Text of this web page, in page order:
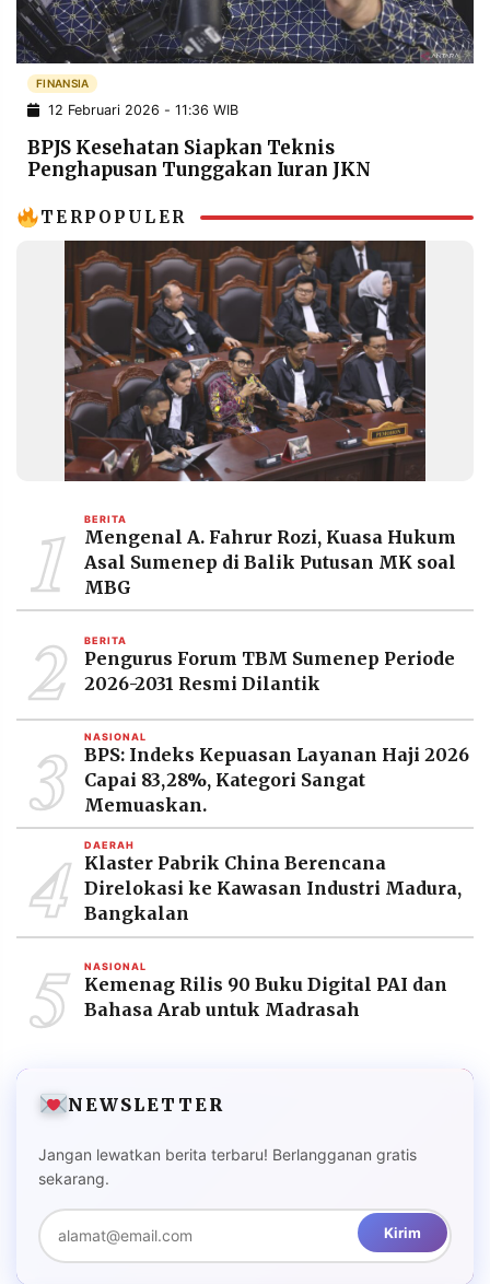
POLICY WARGA
INFORMASI
IKLAN
KIRIM
PENGADUAN TERM
SERVICE
IKUTI
RESOLUSI
PRAMUDITA
2026
PT.
MEDIA
PRAMUDITA
FINANSIA
12 Februari 2026 - 11:36 WIB
BPJS Kesehatan Siapkan Teknis
Penghapusan Tunggakan Iuran JKN
TERPOPULER
1 BERITA
Mengenal A. Fahrur Rozi, Kuasa Hukum
Asal Sumenep di Balik Putusan MK soal
MBG
2 BERITA
Pengurus Forum TBM Sumenep Periode
2026-2031 Resmi Dilantik
3 NASIONAL
BPS: Indeks Kepuasan Layanan Haji 2026
Capai 83,28%, Kategori Sangat
Memuaskan.
4 DAERAH
Klaster Pabrik China Berencana
Direlokasi ke Kawasan Industri Madura,
Bangkalan
5 NASIONAL
Kemenag Rilis 90 Buku Digital PAI dan
Bahasa Arab untuk Madrasah
NEWSLETTER
Jangan lewatkan berita terbaru! Berlangganan gratis
sekarang.
Kirim